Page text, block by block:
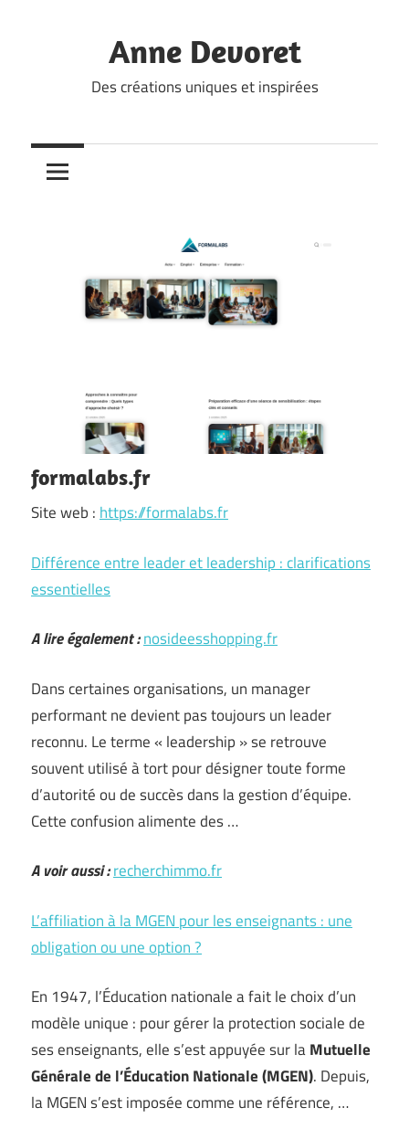
Anne Devoret
Des créations uniques et inspirées
formalabs.fr
Site web : https://formalabs.fr
Différence entre leader et leadership : clarifications
essentielles
A lire également :nosideesshopping.fr
Dans certaines organisations, un manager
performant ne devient pas toujours un leader
reconnu. Le terme « leadership » se retrouve
souvent utilisé à tort pour désigner toute forme
d’autorité ou de succès dans la gestion d’équipe.
Cette confusion alimente des …
A voir aussi :recherchimmo.fr
L’affiliation à la MGEN pour les enseignants : une
obligation ou une option ?
En 1947, l’Éducation nationale a fait le choix d’un
modèle unique : pour gérer la protection sociale de
ses enseignants, elle s’est appuyée sur laMutuelle
Générale de l’Éducation Nationale (MGEN). Depuis,
la MGEN s’est imposée comme une référence, …